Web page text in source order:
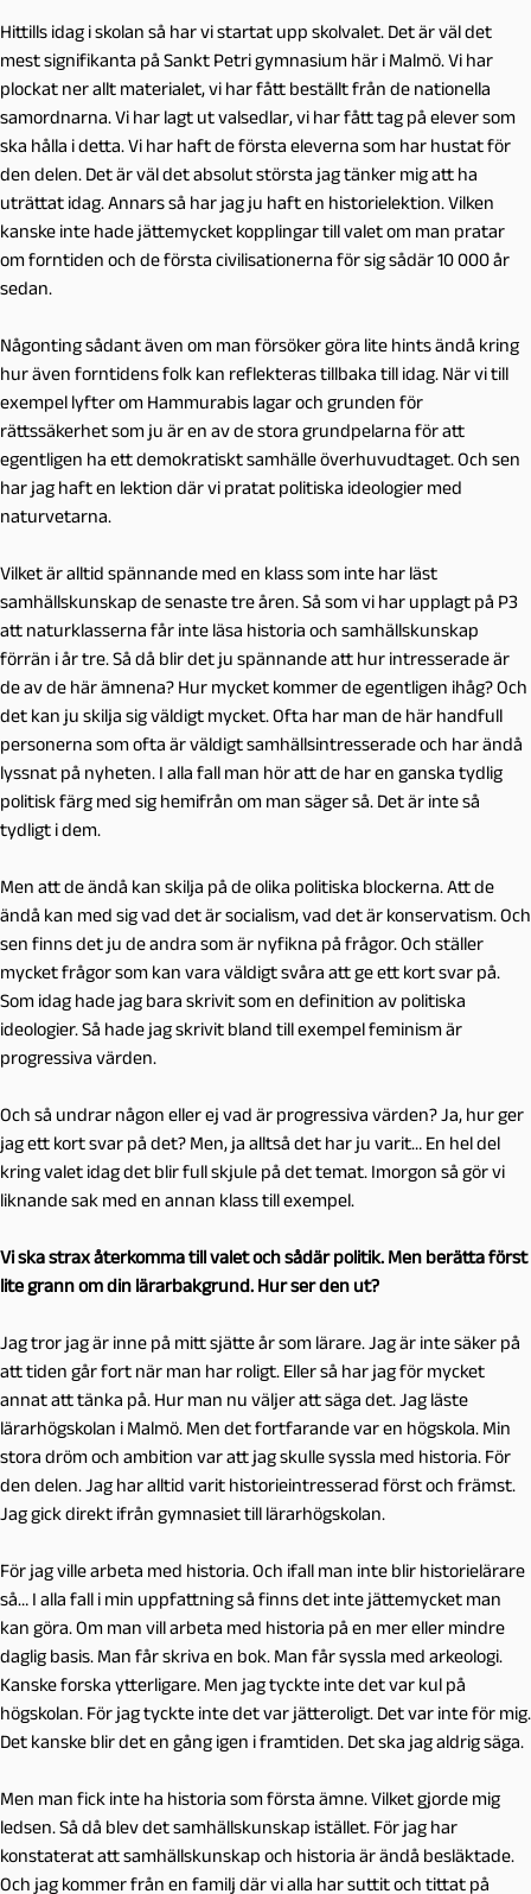
Hittills idag i skolan så har vi startat upp skolvalet. Det är väl det
mest signifikanta på Sankt Petri gymnasium här i Malmö. Vi har
plockat ner allt materialet, vi har fått beställt från de nationella
samordnarna. Vi har lagt ut valsedlar, vi har fått tag på elever som
ska hålla i detta. Vi har haft de första eleverna som har hustat för
den delen. Det är väl det absolut största jag tänker mig att ha
uträttat idag. Annars så har jag ju haft en historielektion. Vilken
kanske inte hade jättemycket kopplingar till valet om man pratar
om forntiden och de första civilisationerna för sig sådär 10 000 år
sedan.
Någonting sådant även om man försöker göra lite hints ändå kring
hur även forntidens folk kan reflekteras tillbaka till idag. När vi till
exempel lyfter om Hammurabis lagar och grunden för
rättssäkerhet som ju är en av de stora grundpelarna för att
egentligen ha ett demokratiskt samhälle överhuvudtaget. Och sen
har jag haft en lektion där vi pratat politiska ideologier med
naturvetarna.
Vilket är alltid spännande med en klass som inte har läst
samhällskunskap de senaste tre åren. Så som vi har upplagt på P3
att naturklasserna får inte läsa historia och samhällskunskap
förrän i år tre. Så då blir det ju spännande att hur intresserade är
de av de här ämnena? Hur mycket kommer de egentligen ihåg? Och
det kan ju skilja sig väldigt mycket. Ofta har man de här handfull
personerna som ofta är väldigt samhällsintresserade och har ändå
lyssnat på nyheten. I alla fall man hör att de har en ganska tydlig
politisk färg med sig hemifrån om man säger så. Det är inte så
tydligt i dem.
Men att de ändå kan skilja på de olika politiska blockerna. Att de
ändå kan med sig vad det är socialism, vad det är konservatism. Och
sen finns det ju de andra som är nyfikna på frågor. Och ställer
mycket frågor som kan vara väldigt svåra att ge ett kort svar på.
Som idag hade jag bara skrivit som en definition av politiska
ideologier. Så hade jag skrivit bland till exempel feminism är
progressiva värden.
Och så undrar någon eller ej vad är progressiva värden? Ja, hur ger
jag ett kort svar på det? Men, ja alltså det har ju varit… En hel del
kring valet idag det blir full skjule på det temat. Imorgon så gör vi
liknande sak med en annan klass till exempel.
Vi ska strax återkomma till valet och sådär politik. Men berätta först
lite grann om din lärarbakgrund. Hur ser den ut?
Jag tror jag är inne på mitt sjätte år som lärare. Jag är inte säker på
att tiden går fort när man har roligt. Eller så har jag för mycket
annat att tänka på. Hur man nu väljer att säga det. Jag läste
lärarhögskolan i Malmö. Men det fortfarande var en högskola. Min
stora dröm och ambition var att jag skulle syssla med historia. För
den delen. Jag har alltid varit historieintresserad först och främst.
Jag gick direkt ifrån gymnasiet till lärarhögskolan.
För jag ville arbeta med historia. Och ifall man inte blir historielärare
så… I alla fall i min uppfattning så finns det inte jättemycket man
kan göra. Om man vill arbeta med historia på en mer eller mindre
daglig basis. Man får skriva en bok. Man får syssla med arkeologi.
Kanske forska ytterligare. Men jag tyckte inte det var kul på
högskolan. För jag tyckte inte det var jätteroligt. Det var inte för mig.
Det kanske blir det en gång igen i framtiden. Det ska jag aldrig säga.
Men man fick inte ha historia som första ämne. Vilket gjorde mig
ledsen. Så då blev det samhällskunskap istället. För jag har
konstaterat att samhällskunskap och historia är ändå besläktade.
Och jag kommer från en familj där vi alla har suttit och tittat på